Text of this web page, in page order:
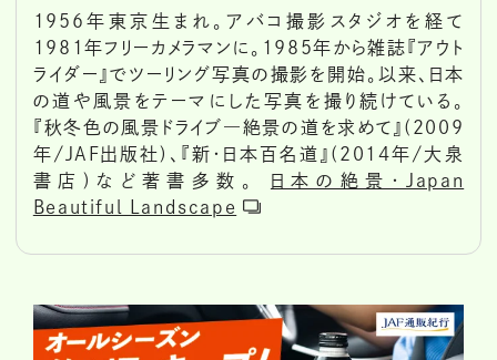
1956年東京生まれ。アバコ撮影スタジオを経て
1981年フリーカメラマンに。1985年から雑誌『アウト
ライダー』でツーリング写真の撮影を開始。以来、日本
の道や風景をテーマにした写真を撮り続けている。
『秋冬色の風景ドライブ―絶景の道を求めて』(2009
年/JAF出版社)、『新・日本百名道』(2014年/大泉
書店)など著書多数。
日本の絶景・Japan
Beautiful Landscape